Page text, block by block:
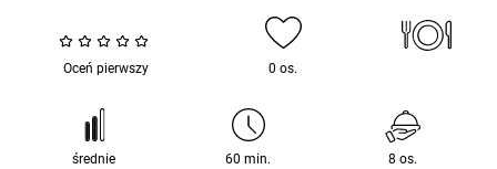
Oceń pierwszy 0 os.
średnie 60 min. 8 os.